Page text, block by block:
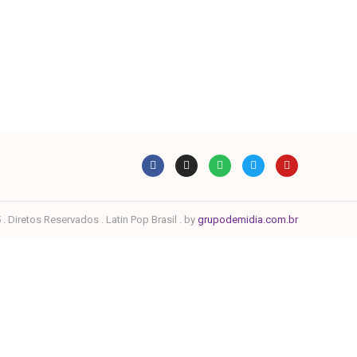
. Diretos Reservados . Latin Pop Brasil . by grupodemidia.com.br